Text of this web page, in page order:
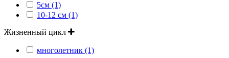
5см (1)
10-12 см (1)
Жизненный цикл
многолетник (1)